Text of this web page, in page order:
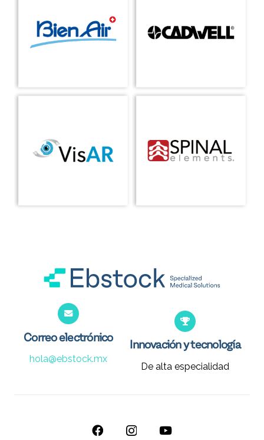
Correo electrónico
hola@ebstock.mx
Innovación y tecnología
De alta especialidad